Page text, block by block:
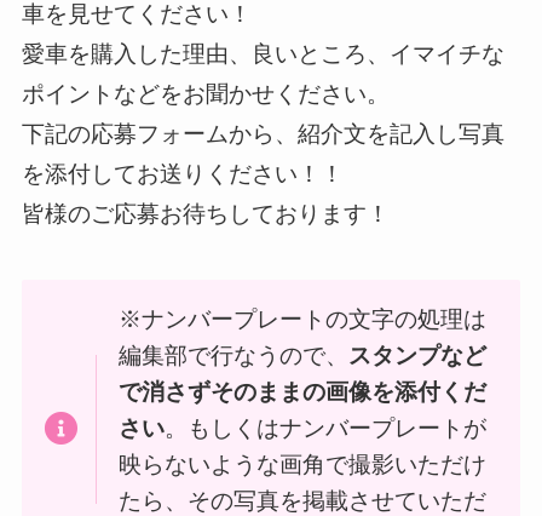
車を見せてください！
愛車を購入した理由、良いところ、イマイチな
ポイントなどをお聞かせください。
下記の応募フォームから、紹介文を記入し写真
を添付してお送りください！！
皆様のご応募お待ちしております！
※ナンバープレートの文字の処理は
編集部で行なうので、 スタンプなど
で消さずそのままの画像を添付くだ
さい。もしくはナンバープレートが
映らないような画角で撮影いただけ
たら、その写真を掲載させていただ